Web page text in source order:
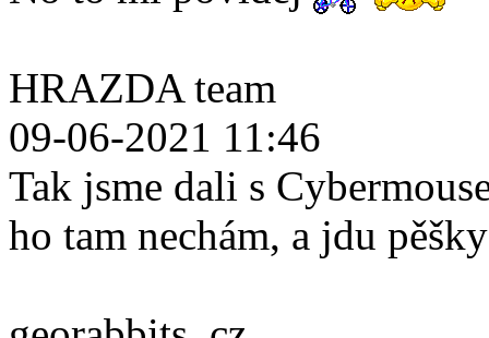
HRAZDA team
09-06-2021 11:46
Tak jsme dali s
ho tam nechám, a jdu